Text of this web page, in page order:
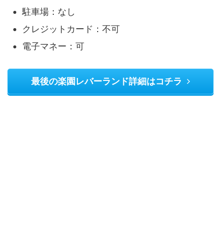
駐車場：なし
クレジットカード：不可
電子マネー：可
最後の楽園レバーランド詳細はコチラ